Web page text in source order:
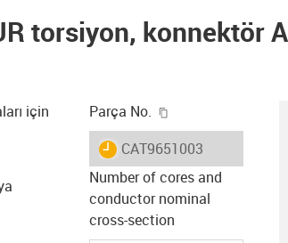
torsiyon, konnektör
için
Parça No.
igus-icon-lieferzeit
CAT9651003
Number of cores and
conductor nominal
cross-section